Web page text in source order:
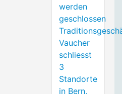
werden
geschlossen
Vaucher
schliesst
3
Standorte
in Bern,